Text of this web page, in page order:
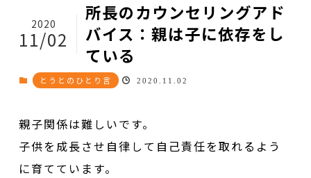
所長のカウンセリングアド
バイス：親は子に依存をし
ている
2020
11/02
とうとのひとり言 2020.11.02
親子関係は難しいです。
子供を成長させ自律して自己責任を取れるよう
に育てています。